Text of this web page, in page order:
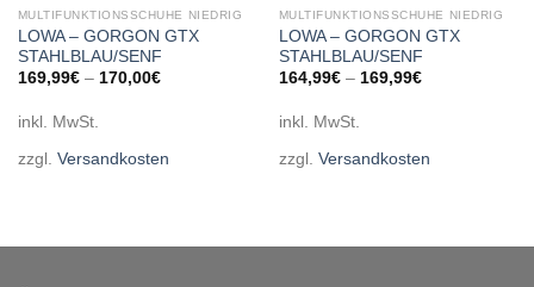
MULTIFUNKTIONSSCHUHE NIEDRIG
LOWA – GORGON GTX
STAHLBLAU/SENF
169,99€– 170,00€
inkl. MwSt.
zzgl. Versandkosten
MULTIFUNKTIONSSCHUHE NIEDRIG
LOWA – GORGON GTX
STAHLBLAU/SENF
164,99€– 169,99€
inkl. MwSt.
zzgl. Versandkosten